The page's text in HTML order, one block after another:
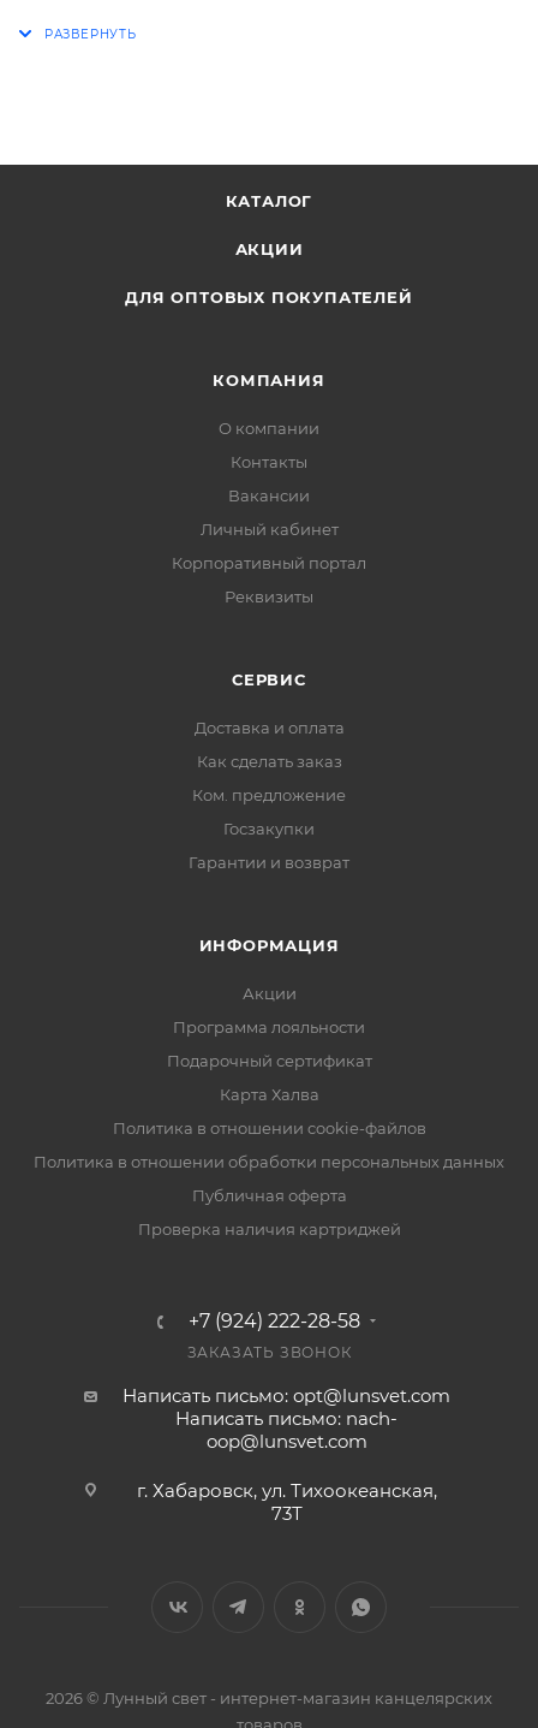
создавать простые и понятные ребенку фигурки.
Упаковка выполнена из прочного картона.
Наличие европодвеса: Нет
Возраст: 3+
КАТАЛОГ
АКЦИИ
ДЛЯ ОПТОВЫХ ПОКУПАТЕЛЕЙ
КОМПАНИЯ
О компании
Контакты
Вакансии
Личный кабинет
Корпоративный портал
Реквизиты
СЕРВИС
Доставка и оплата
Как сделать заказ
Ком. предложение
Госзакупки
Гарантии и возврат
ИНФОРМАЦИЯ
Акции
Программа лояльности
Подарочный сертификат
Карта Халва
Политика в отношении cookie-файлов
Политика в отношении обработки персональных данных
Публичная оферта
Проверка наличия картриджей
+7 (924) 222-28-58
ЗАКАЗАТЬ ЗВОНОК
Написать письмо: opt@lunsvet.com
Написать письмо: nach-
oop@lunsvet.com
г. Хабаровск, ул. Тихоокеанская,
73Т
2026 © Лунный свет - интернет-магазин канцелярских